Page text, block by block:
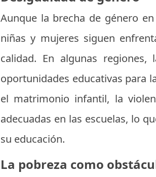
Aunque la brecha de género
niñas y mujeres siguen
calidad. En algunas
oportunidades educativas para
el matrimonio infantil, la
adecuadas en las escuelas, lo
su educación.
La pobreza como